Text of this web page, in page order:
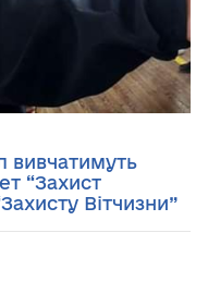
вивчатимуть
“Захист
Вітчизни”